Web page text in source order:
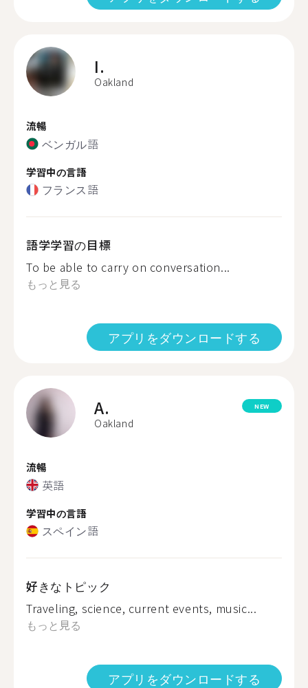
I.
Oakland
流暢
ベンガル語
学習中の言語
フランス語
語学学習の目標
To be able to carry on conversation...
もっと見る
アプリをダウンロードする
A.
Oakland
NEW
流暢
英語
学習中の言語
スペイン語
好きなトピック
Traveling, science, current events, music...
もっと見る
アプリをダウンロードする